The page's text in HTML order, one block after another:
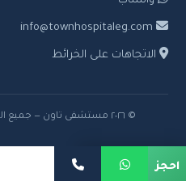
الاتجاهات على الخرائط
© ٢٠٢٦ مستشفى تاون — جميع الحقوق محفوظة · أهل بالرعاية
احجز